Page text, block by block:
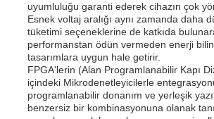
Bizim Hakkımızda
Fabrika turu
uyumluluğu garanti ederek cihazın çok
Esnek voltaj aralığı aynı zamanda daha
tüketimi seçeneklerine de katkıda
performanstan ödün vermeden enerji
tasarımlara uygun hale getirir.
FPGA'lerin (Alan Programlanabilir Kapı
içindeki Mikrodenetleyicilerle
programlanabilir donanım ve yerleşik
benzersiz bir kombinasyonuna olanak